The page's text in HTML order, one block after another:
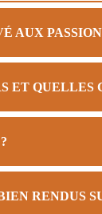
AUX
ET QUELLES
RENDUS